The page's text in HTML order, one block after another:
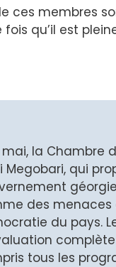
ces membres
fois qu’il est
mai, la Chambre
Megobari, qui
des menaces
du pays.
tous les